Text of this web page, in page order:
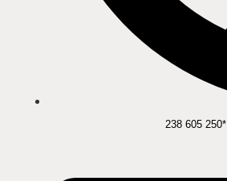
238 605 250*